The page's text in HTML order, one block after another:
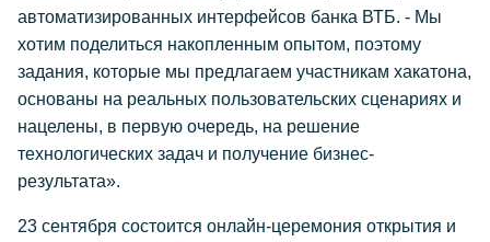
автоматизированных интерфейсов банка ВТБ. - Мы
хотим поделиться накопленным опытом, поэтому
задания, которые мы предлагаем участникам хакатона,
основаны на реальных пользовательских сценариях и
нацелены, в первую очередь, на решение
технологических задач и получение бизнес-
результата».
23 сентября состоится онлайн-церемония открытия и